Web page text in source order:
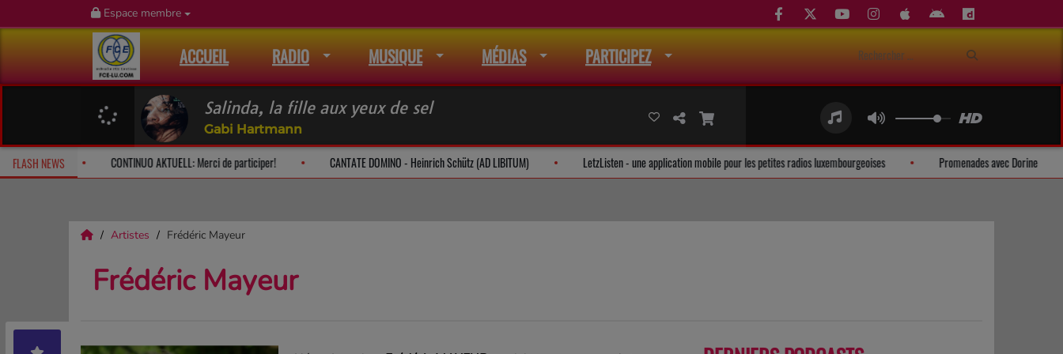
Espace membre
ACCUEIL RADIO MUSIQUE MÉDIAS PARTICIPEZ
Salinda, la fille aux yeux de sel
Gabi Hartmann
FLASH NEWS
le dimanche à 10h CONTINUO AKTUELL: Merci de participer! CANTATE DOMINO - Heinrich Schütz (AD LIBITUM) LetzListen - une application mobile pour les petites radios luxembourgeoises Promenades avec
Artistes Frédéric Mayeur
Frédéric Mayeur